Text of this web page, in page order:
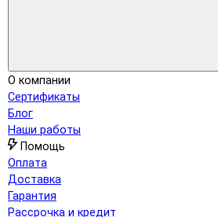
О компании
Сертификаты
Блог
Наши работы
Помощь
Оплата
Доставка
Гарантия
Рассрочка и кредит